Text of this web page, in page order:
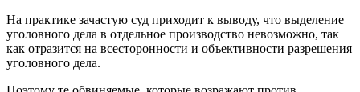
На практике зачастую суд приходит к выводу, что выделение
уголовного дела в отдельное производство невозможно, так
как отразится на всесторонности и объективности разрешения
уголовного дела.